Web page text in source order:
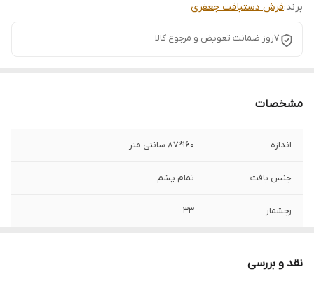
برند:فرش دستبافت جعفری
7روز ضمانت تعویض و مرجوع کالا
مشخصات
اندازه 160*87 سانتی متر
جنس بافت تمام پشم
رجشمار 33
نقد و بررسی